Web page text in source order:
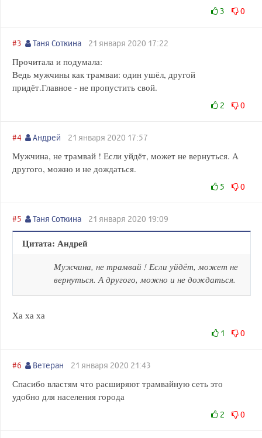
3 0
#3 Таня Соткина 21 января 2020 17:22
Прочитала и подумала:
Ведь мужчины как трамваи: один ушёл, другой
придёт.Главное - не пропустить свой.
2 0
#4 Андрей 21 января 2020 17:57
Мужчина, не трамвай ! Если уйдёт, может не вернуться. А
другого, можно и не дождаться.
5 0
#5 Таня Соткина 21 января 2020 19:09
Цитата: Андрей
Мужчина, не трамвай ! Если уйдёт, может не
вернуться. А другого, можно и не дождаться.
Ха ха ха
1 0
#6 Ветеран 21 января 2020 21:43
Спасибо властям что расширяют трамвайную сеть это
удобно для населения города
2 0